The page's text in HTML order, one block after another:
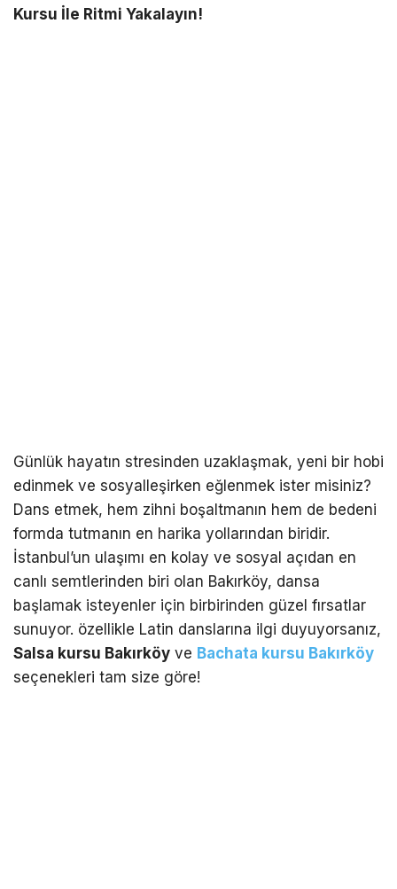
Kursu İle Ritmi Yakalayın!
Günlük hayatın stresinden uzaklaşmak, yeni bir hobi
edinmek ve sosyalleşirken eğlenmek ister misiniz?
Dans etmek, hem zihni boşaltmanın hem de bedeni
formda tutmanın en harika yollarından biridir.
İstanbul’un ulaşımı en kolay ve sosyal açıdan en
canlı semtlerinden biri olan Bakırköy, dansa
başlamak isteyenler için birbirinden güzel fırsatlar
sunuyor. özellikle Latin danslarına ilgi duyuyorsanız,
Salsa kursu Bakırköy ve Bachata kursu Bakırköy
seçenekleri tam size göre!